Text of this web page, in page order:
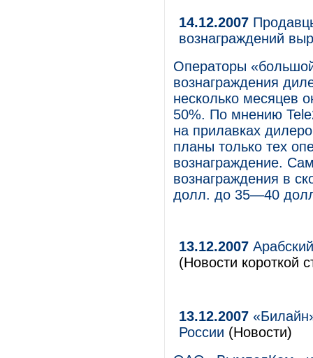
14.12.2007
вознаграждений
Операторы
вознаграждения
несколько месяцев
50%. По мнению
на прилавках
планы только тех
вознаграждение.
вознаграждения в
долл. до 35—40
13.12.2007
(Новости короткой
13.12.2007
России (Новости)